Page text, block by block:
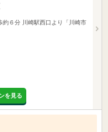
約６分 川崎駅西口より「川崎市
を見る